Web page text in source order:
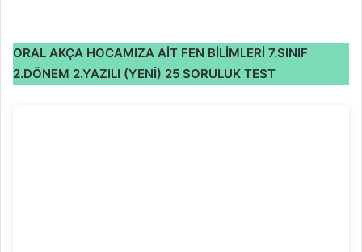
ORAL AKÇA HOCAMIZA AİT FEN BİLİMLERİ 7.SINIF
2.DÖNEM 2.YAZILI (YENİ) 25 SORULUK TEST